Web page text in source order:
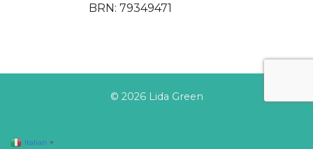
BRN: 79349471
© 2026 Lida Green
Italian ▼